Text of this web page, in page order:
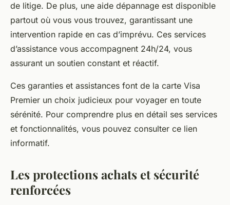
de litige. De plus, une aide dépannage est disponible
partout où vous vous trouvez, garantissant une
intervention rapide en cas d’imprévu. Ces services
d’assistance vous accompagnent 24h/24, vous
assurant un soutien constant et réactif.
Ces garanties et assistances font de la carte Visa
Premier un choix judicieux pour voyager en toute
sérénité. Pour comprendre plus en détail ses services
et fonctionnalités, vous pouvez consulter ce lien
informatif.
Les protections achats et sécurité
renforcées